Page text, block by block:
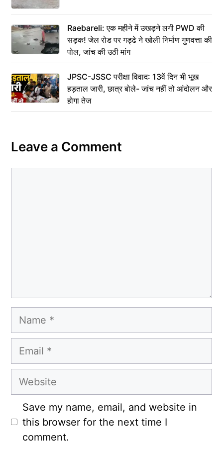
Raebareli: एक महीने में उखड़ने लगी PWD की
सड़क! जेल रोड पर गड्ढे ने खोली निर्माण गुणवत्ता की
पोल, जांच की उठी मांग
JPSC-JSSC परीक्षा विवाद: 13वें दिन भी भूख
हड़ताल जारी, छात्र बोले- जांच नहीं तो आंदोलन और
होगा तेज
Leave a Comment
Name
Email
Website
Save my name, email, and website in
this browser for the next time I
comment.